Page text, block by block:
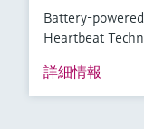
Battery-
Heartbeat
詳細情報